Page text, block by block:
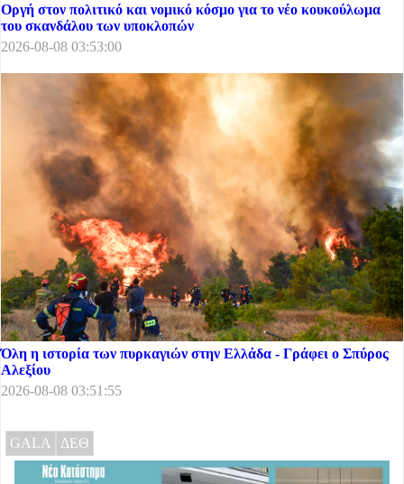
Οργή στον πολιτικό και νομικό κόσμο για το νέο κουκούλωμα
του σκανδάλου των υποκλοπών
2026-08-08 03:53:00
Όλη η ιστορία των πυρκαγιών στην Ελλάδα - Γράφει ο Σπύρος
Αλεξίου
2026-08-08 03:51:55
GALA ΔΕΘ